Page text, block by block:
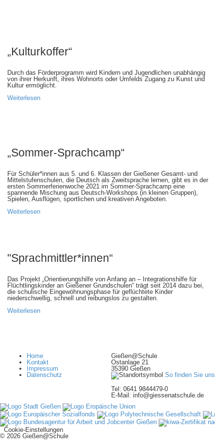
„Kulturkoffer“
Durch das Förderprogramm wird Kindern und Jugendlichen unabhängig
von ihrer Herkunft, ihres Wohnorts oder Umfelds Zugang zu Kunst und
Kultur ermöglicht.
Weiterlesen
„Sommer-Sprachcamp“
Für Schüler*innen aus 5. und 6. Klassen der Gießener Gesamt- und
Mittelstufenschulen, die Deutsch als Zweitsprache lernen, gibt es in der
ersten Sommerferienwoche 2021 im Sommer-Sprachcamp eine
spannende Mischung aus Deutsch-Workshops (in kleinen Gruppen),
Spielen, Ausflügen, sportlichen und kreativen Angeboten.
Weiterlesen
"Sprachmittler*innen“
Das Projekt „Orientierungshilfe von Anfang an – Integrationshilfe für
Flüchtlingskinder an Gießener Grundschulen“ trägt seit 2014 dazu bei,
die schulische Eingewöhnungsphase für geflüchtete Kinder
niederschwellig, schnell und reibungslos zu gestalten.
Weiterlesen
Home
Kontakt
Impressum
Datenschutz
Gießen@Schule
Ostanlage 21
35390 Gießen
So finden Sie uns
Tel: 0641 9844479-0
E-Mail: info@giessenatschule.de
Cookie-Einstellungen
© 2026 Gießen@Schule